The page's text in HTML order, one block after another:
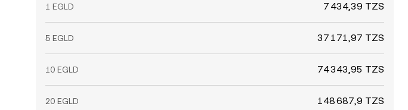
1 EGLD 7 434,39 TZS
5 EGLD 37 171,97 TZS
10 EGLD 74 343,95 TZS
20 EGLD 148 687,9 TZS